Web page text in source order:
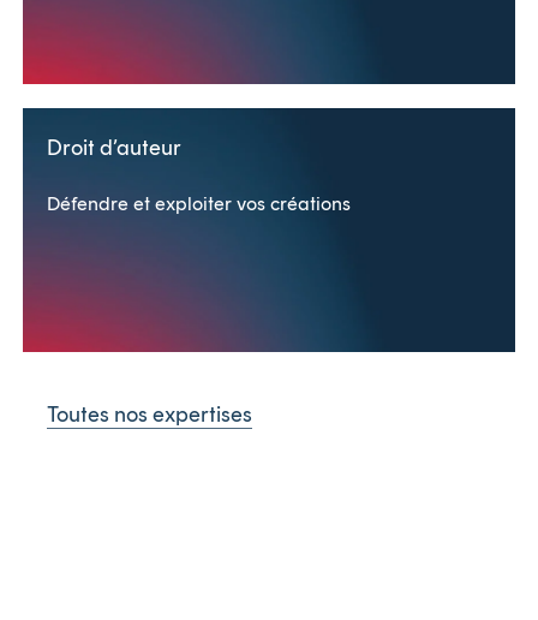
Droit d’auteur
Défendre et exploiter vos créations
Toutes nos expertises